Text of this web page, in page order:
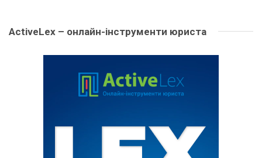
ActiveLex – онлайн-інструменти юриста